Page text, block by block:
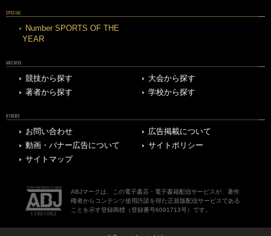
SPECIAL
Number SPORTS OF THE
YEAR
ARCHIVE
競技から探す
大会から探す
著者から探す
学校から探す
OTHERS
お問い合わせ
広告掲載について
動画・バナー広告について
サイトポリシー
サイトマップ
ABJマークは、この電子書店・電子書籍配信サービスが、著作
権者からコンテンツ使用許諾を得た正規版配信サービスである
ことを示す登録商標（登録番号6091713号）です。